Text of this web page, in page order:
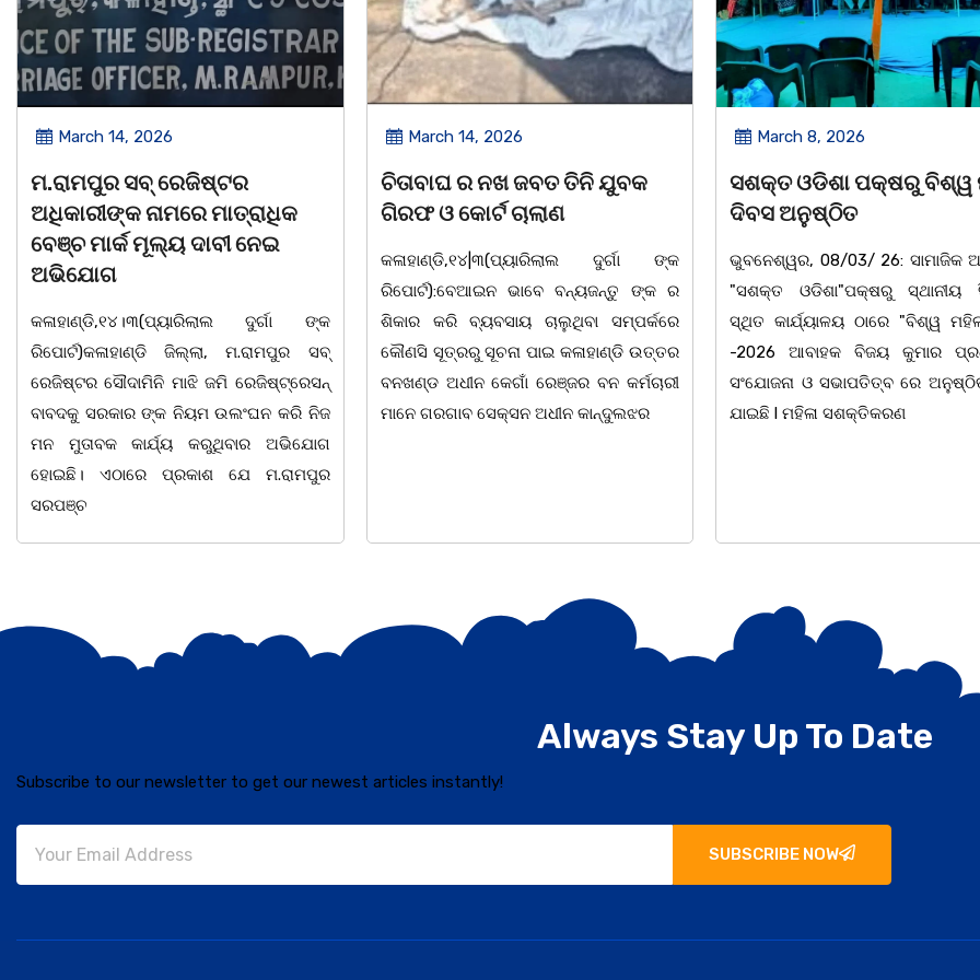
March 14, 2026
ଚିତାବାଘ ର ନଖ ଜବତ ତିନି ଯୁବକ
ଗିରଫ ଓ କୋର୍ଟ ଚାଲାଣ
କଳାହାଣ୍ଡି,୧୪|୩(ପ୍ୟାରିଲାଲ ଦୁର୍ଗା ଙ୍କ
ଶିକାର କରି ବ୍ୟବସାୟ ଚାଲୁଥିବା ସମ୍ପର୍କରେ
କୌଣସି ସୂତ୍ରରୁ ସୂଚନା ପାଇ କଳାହାଣ୍ଡି ଉତ୍ତର
ବନଖଣ୍ଡ ଅଧୀନ କେଗାଁ ରେଞ୍ଜର ବନ କର୍ମଚାରୀ
ମାନେ ଗରଗାବ ସେକ୍ସନ ଅଧୀନ କାନ୍ଦୁଲଝର
March 8, 2026
ସଶକ୍ତ ଓଡିଶା ପକ୍ଷରୁ ବିଶ୍ୱ ମହିଳା
ଦିବସ ଅନୁଷ୍ଠିତ
ଭୁବନେଶ୍ୱର, 08/03/ 26: ସାମାଜିକ ଅନୁଷ୍ଠାନ
"ସଶକ୍ତ ଓଡିଶା"ପକ୍ଷରୁ ସ୍ଥାନୀୟ ସିଆରପି
ସ୍ଥିତ କାର୍ଯ୍ୟାଳୟ ଠାରେ "ବିଶ୍ୱ ମହିଳା ଦିବସ
-2026 ଆବାହକ ବିଜୟ କୁମାର ପ୍ରଧାନଙ୍କ
ସଂଯୋଜନା ଓ ସଭାପତିତ୍ବ ରେ ଅନୁଷ୍ଠିତ ହୋଇ
ଯାଇଛି l ମହିଳା ସଶକ୍ତିକରଣ
March 8, 2026
ଆନ୍ତର୍ଜାତୀୟ ମହିଳା ଦିବସ
ଉପଲକ୍ଷେ ନାଟକ ‘ଖାଣ୍ଟି ସୁନା’
ଚିଲିକା: ଆନ୍ତର୍ଜାତୀୟ ମହିଳା
ଅବସରରେ ବାଲୁଗାଁସ୍ଥିତ ମା'
ନିକେତନ ର ଓଡ଼ିଆ ଅସ୍ମିତା ଉପରେ
ନାଟକ "ଖାଣ୍ଟି ସୁନା" ଗୈ।ରୀ
ପ୍ରତିଷ୍ଠାନ, ଖୋର୍ଦ୍ଧା ଆନୁକୁଲ୍ୟରେ
ହୋଇଯାଇଛି। ଡ଼ଃ ପ୍ରଦୀପ ଭୈମିକ ଙ୍କ
Always Stay Up To Date
Subscribe to our newsletter to get our newest articles instantly!
SUBSCRIBE NOW